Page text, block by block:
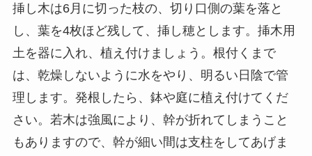
挿し木は6月に切った枝の、切り口側の葉を落と
し、葉を4枚ほど残して、挿し穂とします。挿木用
土を器に入れ、植え付けましょう。根付くまで
は、乾燥しないように水をやり、明るい日陰で管
理します。発根したら、鉢や庭に植え付けてくだ
さい。若木は強風により、幹が折れてしまうこと
もありますので、幹が細い間は支柱をしてあげま